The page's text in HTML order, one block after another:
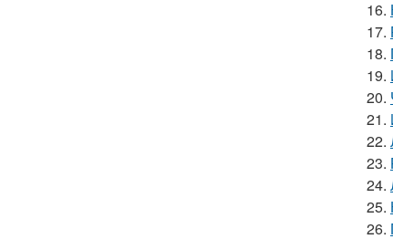
16.
17.
18.
19.
20.
21.
22.
23.
24.
25.
26.